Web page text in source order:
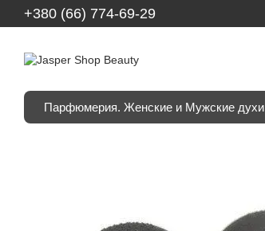
Перейти к основному контенту
+380 (66) 774-69-29
Парфюмерия. Женские и Мужские духи